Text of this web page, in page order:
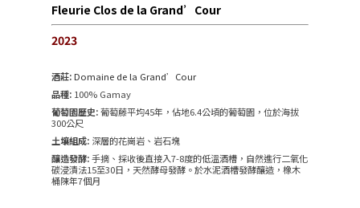
Fleurie Clos de la Grand’Cour
2023
酒莊:Domaine de la Grand’Cour
品種: 100% Gamay
葡萄園歷史:葡萄藤平均45年，佔地6.4公頃的葡萄園，位於海拔
300公尺
土壤組成: 深層的花崗岩、岩石塊
釀造發酵:手摘、採收後直接入7-8度的低溫酒槽，自然進行二氧化
碳浸漬法15至30日，天然酵母發酵。於水泥酒槽發酵釀造，橡木
桶陳年7個月